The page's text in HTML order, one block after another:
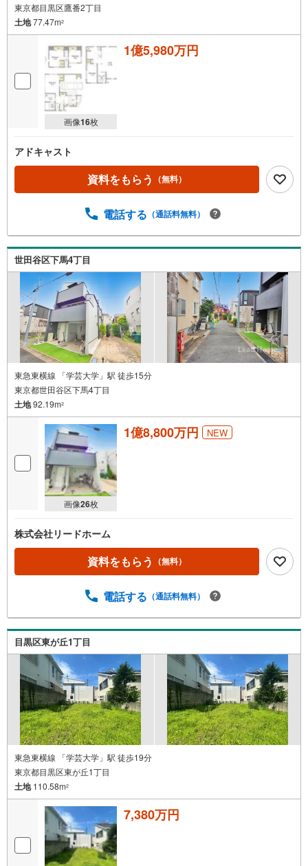
東京都目黒区鷹番2丁目
土地77.47m2
画像16枚
1億5,980万円
アドキャスト
資料をもらう （無料）
電話する （通話料無料）
世田谷区下馬4丁目
東急東横線 「学芸大学」駅 徒歩15分
東京都世田谷区下馬4丁目
土地92.19m2
画像26枚
1億8,800万円 NEW
株式会社リードホーム
資料をもらう （無料）
電話する （通話料無料）
目黒区東が丘1丁目
東急東横線 「学芸大学」駅 徒歩19分
東京都目黒区東が丘1丁目
土地110.58m2
7,380万円